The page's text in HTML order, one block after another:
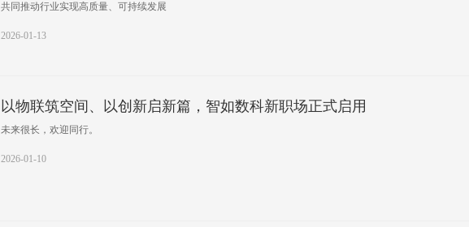
共同推动行业实现高质量、可持续发展
2026-01-13
以物联筑空间、以创新启新篇，智如数科新职场正式启用
未来很长，欢迎同行。
2026-01-10